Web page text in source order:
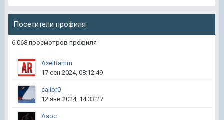
Посетители профиля
6 068 просмотров профиля
AxelRamm
17 сен 2024, 08:12:49
calibr0
12 янв 2024, 14:33:27
Asoc